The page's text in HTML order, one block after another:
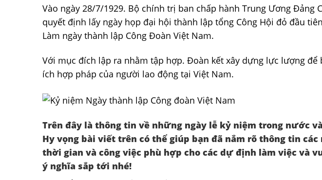
Vào ngày 28/7/1929. Bộ chính trị ban chấp hành Trung Ương Đảng
quyết định lấy ngày họp đại hội thành lập tổng Công Hội đỏ đầu
Làm ngày thành lập Công Đoàn Việt Nam.
Với mục đích lập ra nhằm tập hợp. Đoàn kết xây dựng lực lượng để
ích hợp pháp của người lao động tại Việt Nam.
Trên đây là thông tin về những ngày lễ kỷ niệm trong nước
Hy vọng bài viết trên có thể giúp bạn đã nắm rõ thông tin các
thời gian và công việc phù hợp cho các dự định làm việc và
ý nghĩa sắp tới nhé!